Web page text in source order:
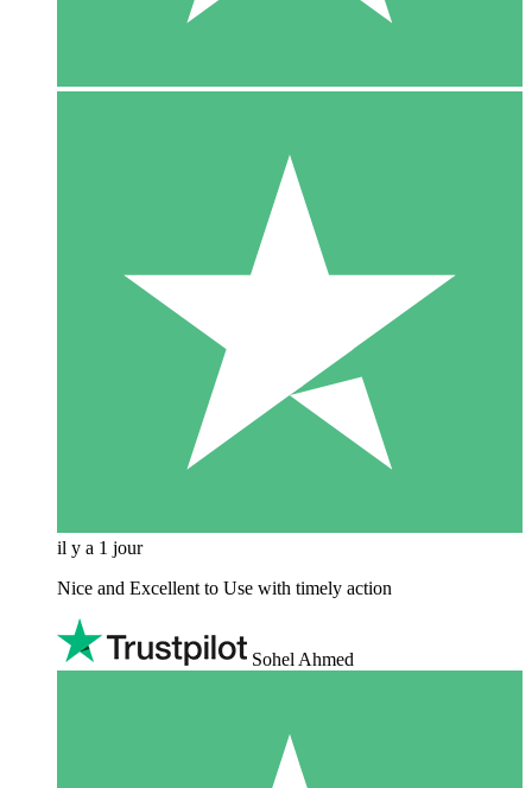
il y a 1 jour
Nice and Excellent to Use with timely action
Sohel Ahmed